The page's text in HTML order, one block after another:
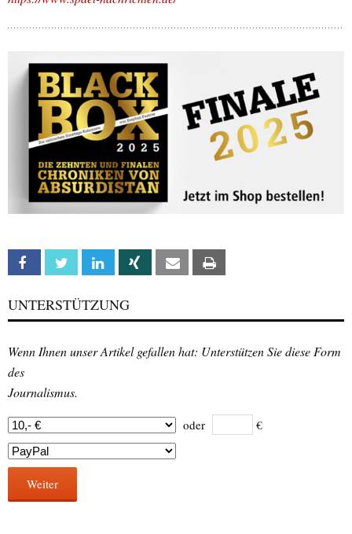
Facebook Twitter Linkedin Xing Email
UNTERSTÜTZUNG
Wenn Ihnen unser Artikel gefallen hat: Unterstützen Sie diese Form
des
Journalismus.
oder €
Weiter